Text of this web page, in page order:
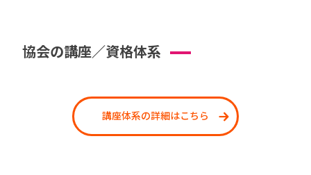
協会の講座／資格体系
講座体系の詳細はこちら